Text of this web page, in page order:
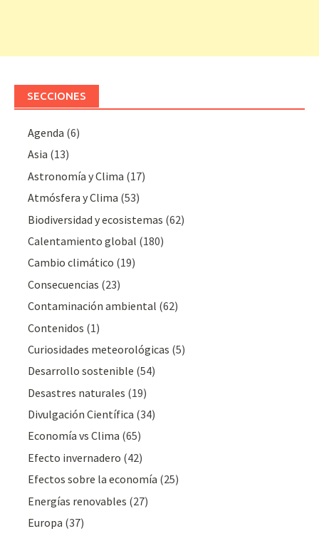
SECCIONES
Agenda (6)
Asia (13)
Astronomía y Clima (17)
Atmósfera y Clima (53)
Biodiversidad y ecosistemas (62)
Calentamiento global (180)
Cambio climático (19)
Consecuencias (23)
Contaminación ambiental (62)
Contenidos (1)
Curiosidades meteorológicas (5)
Desarrollo sostenible (54)
Desastres naturales (19)
Divulgación Cientí­fica (34)
Economía vs Clima (65)
Efecto invernadero (42)
Efectos sobre la economía (25)
Energías renovables (27)
Europa (37)